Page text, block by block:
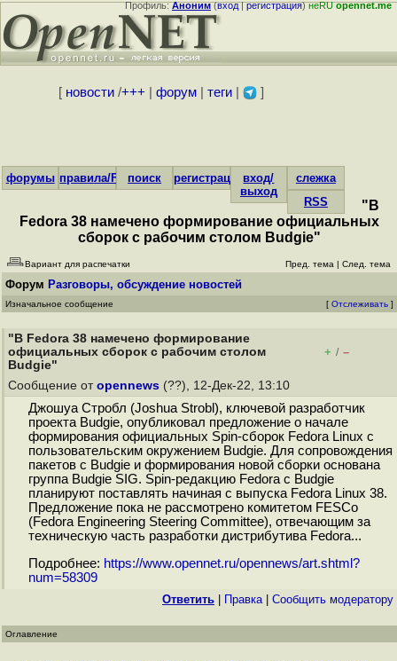
Профиль:Аноним(вход|регистрация)неRUopennet.me
[ новости/+++ форум| теги| ]
форумы правила/FAQпоиск регистрациявход/
выход
слежка
RSS
"В
Fedora 38 намечено формирование официальных
сборок с рабочим столом Budgie"
Вариант для распечатки Пред. тема | След. тема
Форум Разговоры, обсуждение новостей
Изначальное сообщение [ Отслеживать ]
"В Fedora 38 намечено формирование
официальных сборок с рабочим столом
Budgie"
+ / –
Сообщение от opennews (??), 12-Дек-22, 13:10
Джошуа Стробл (Joshua Strobl), ключевой разработчик
проекта Budgie, опубликовал предложение о начале
формирования официальных Spin-сборок Fedora Linux с
пользовательским окружением Budgie. Для сопровождения
пакетов с Budgie и формирования новой сборки основана
группа Budgie SIG. Spin-редакцию Fedora с Budgie
планируют поставлять начиная с выпуска Fedora Linux 38.
Предложение пока не рассмотрено комитетом FESCo
(Fedora Engineering Steering Committee), отвечающим за
техническую часть разработки дистрибутива Fedora...
Подробнее: https://www.opennet.ru/opennews/art.shtml?
num=58309
Ответить Правка| Cообщить модератору
Оглавление